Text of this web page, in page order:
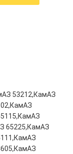
53212,КамАЗ
65225,КамАЗ